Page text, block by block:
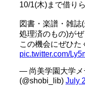
10/1(木)まで借り
図書・楽譜・雑
処理済のもの)がぜ
この機会にぜひた
pic.twitter.com/
— 尚美学園大学メ
(@shobi_lib) July